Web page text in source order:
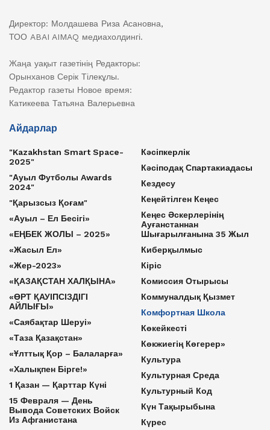
Директор: Молдашева Риза Асановна,
ТОО ABAI AIMAQ медиахолдингі.
Жаңа уақыт газетінің Редакторы:
Орынханов Серік Тілекұлы.
Редактор газеты Новое время:
Катикеева Татьяна Валерьевна
Айдарлар
"Kazakhstan Smart Space-
2025"
"Ауыл Футболы Awards
2024"
"Қарызсыз Қоғам"
«Ауыл – Ел Бесігі»
«ЕҢБЕК ЖОЛЫ – 2025»
«Жасыл Ел»
«Жер-2023»
«ҚАЗАҚСТАН ХАЛҚЫНА»
«ӨРТ ҚАУІПСІЗДІГІ
АЙЛЫҒЫ»
«Саябақтар Шеруі»
«Таза Қазақстан»
«Ұлттық Қор – Балаларға»
«Халықпен Бірге!»
1 Қазан — Қарттар Күні
15 Февраля — День
Вывода Советских Войск
Из Афганистана
Кәсіпкерлік
Кәсіподақ Спартакиадасы
Кездесу
Кеңейтілген Кеңес
Кеңес Әскерлерінің
Ауғанстаннан
Шығарылғанына 35 Жыл
Киберқылмыс
Кіріс
Комиссия Отырысы
Коммуналдық Қызмет
Комфортная Школа
Көкейкесті
Көкжиегің Көгерер»
Культура
Культурная Среда
Культурный Код
Күн Тақырыбына
Күрес